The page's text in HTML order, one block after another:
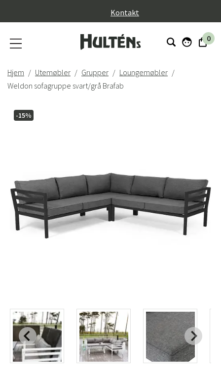
Kontakt
0
Hjem Utemøbler Grupper
Loungemøbler
Weldon sofagruppe svart/grå Brafab
-15%